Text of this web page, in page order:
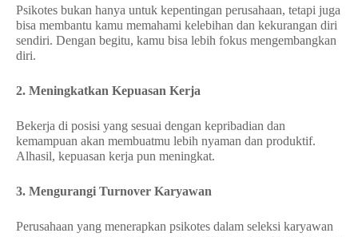
Psikotes bukan hanya untuk kepentingan perusahaan, tetapi juga
bisa membantu kamu memahami kelebihan dan kekurangan diri
sendiri. Dengan begitu, kamu bisa lebih fokus mengembangkan
diri.
2. Meningkatkan Kepuasan Kerja
Bekerja di posisi yang sesuai dengan kepribadian dan
kemampuan akan membuatmu lebih nyaman dan produktif.
Alhasil, kepuasan kerja pun meningkat.
3. Mengurangi Turnover Karyawan
Perusahaan yang menerapkan psikotes dalam seleksi karyawan